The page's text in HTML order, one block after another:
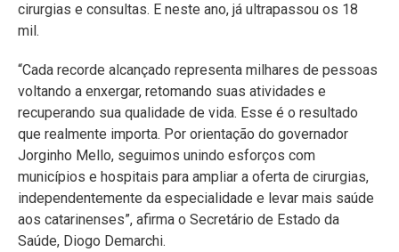
cirurgias e consultas. E neste ano, já ultrapassou os 18
mil.
“Cada recorde alcançado representa milhares de pessoas
voltando a enxergar, retomando suas atividades e
recuperando sua qualidade de vida. Esse é o resultado
que realmente importa. Por orientação do governador
Jorginho Mello, seguimos unindo esforços com
municípios e hospitais para ampliar a oferta de cirurgias,
independentemente da especialidade e levar mais saúde
aos catarinenses”, afirma o Secretário de Estado da
Saúde, Diogo Demarchi.